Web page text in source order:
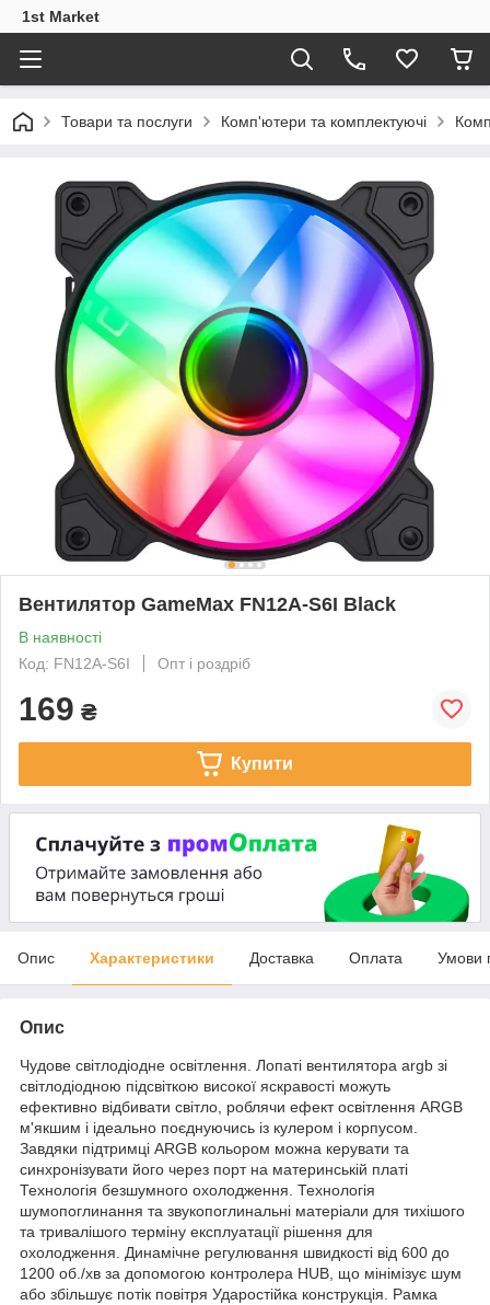
1st Market
Товари та послуги Комп'ютери та комплектуючі
Вентилятор GameMax FN12A-S6I Black
В наявності
Код: FN12A-S6I
Опт і роздріб
169 ₴
Купити
Опис Характеристики Доставка Оплата Умови
Опис
Чудове світлодіодне освітлення. Лопаті вентилятора argb зі
світлодіодною підсвіткою високої яскравості можуть
ефективно відбивати світло, роблячи ефект освітлення ARGB
м'якшим і ідеально поєднуючись із кулером і корпусом.
Завдяки підтримці ARGB кольором можна керувати та
синхронізувати його через порт на материнській платі
Технологія безшумного охолодження. Технологія
шумопоглинання та звукопоглинальні матеріали для тихішого
та тривалішого терміну експлуатації рішення для
охолодження. Динамічне регулювання швидкості від 600 до
1200 об./хв за допомогою контролера HUB, що мінімізує шум
або збільшує потік повітря Ударостійка конструкція. Рамка